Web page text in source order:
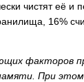
чистят её и
16%
факторов
При